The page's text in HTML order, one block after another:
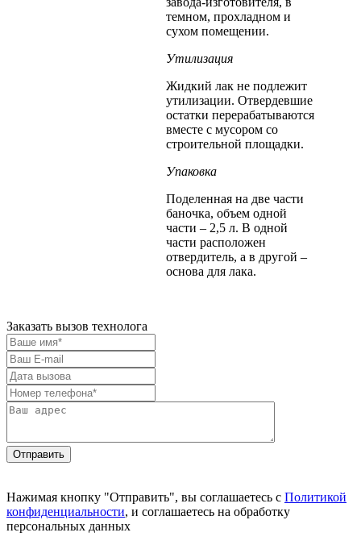
темном, прохладном и
сухом помещении.
Утилизация
Жидкий лак не подлежит
утилизации. Отвердевшие
остатки перерабатываются
вместе с мусором со
строительной площадки.
Упаковка
Поделенная на две части
баночка, объем одной
части – 2,5 л. В одной
части расположен
отвердитель, а в другой –
основа для лака.
Заказать вызов технолога
Отправить
Нажимая кнопку "Отправить", вы соглашаетесь с Политикой
конфиденциальности, и соглашаетесь на обработку
персональных данных